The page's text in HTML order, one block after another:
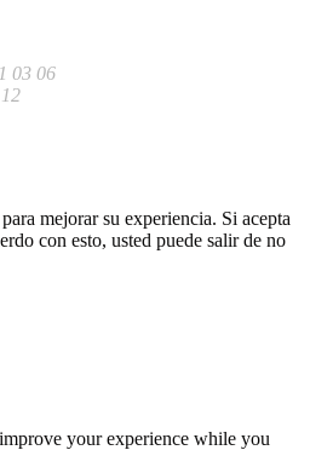
03 06
mejorar su experiencia. Si acepta
con esto, usted puede salir de no
your experience while you